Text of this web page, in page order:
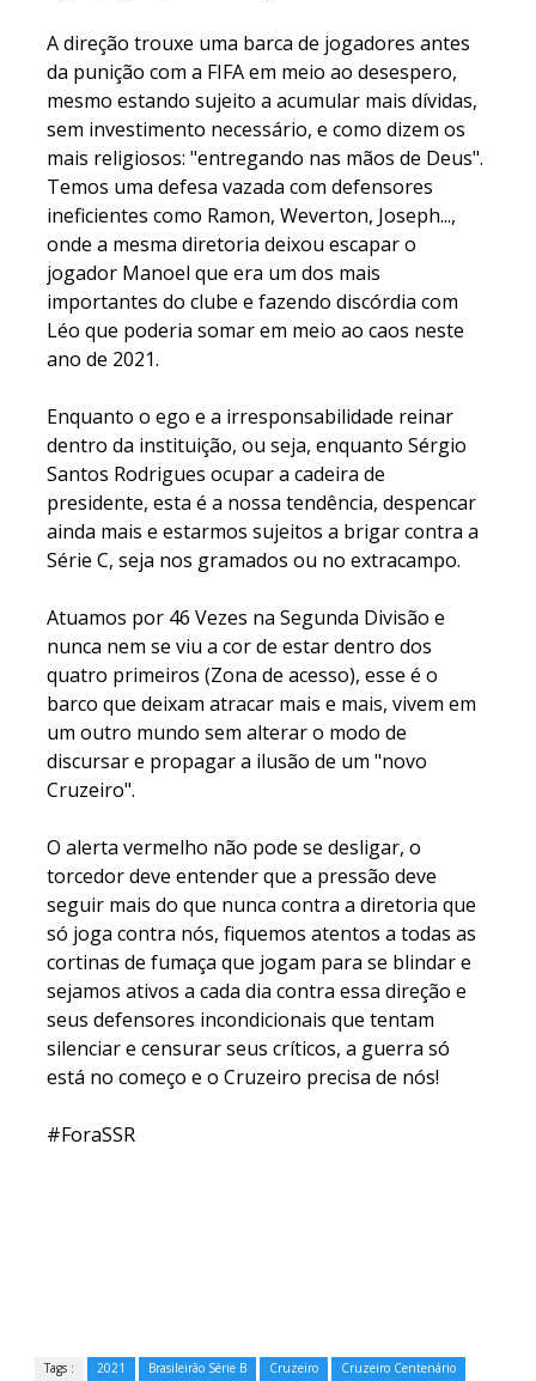
A direção trouxe uma barca de jogadores antes
da punição com a FIFA em meio ao desespero,
mesmo estando sujeito a acumular mais dívidas,
sem investimento necessário, e como dizem os
mais religiosos: "entregando nas mãos de Deus".
Temos uma defesa vazada com defensores
ineficientes como Ramon, Weverton, Joseph...,
onde a mesma diretoria deixou escapar o
jogador Manoel que era um dos mais
importantes do clube e fazendo discórdia com
Léo que poderia somar em meio ao caos neste
ano de 2021.
Enquanto o ego e a irresponsabilidade reinar
dentro da instituição, ou seja, enquanto Sérgio
Santos Rodrigues ocupar a cadeira de
presidente, esta é a nossa tendência, despencar
ainda mais e estarmos sujeitos a brigar contra a
Série C, seja nos gramados ou no extracampo.
Atuamos por 46 Vezes na Segunda Divisão e
nunca nem se viu a cor de estar dentro dos
quatro primeiros (Zona de acesso), esse é o
barco que deixam atracar mais e mais, vivem em
um outro mundo sem alterar o modo de
discursar e propagar a ilusão de um "novo
Cruzeiro".
O alerta vermelho não pode se desligar, o
torcedor deve entender que a pressão deve
seguir mais do que nunca contra a diretoria que
só joga contra nós, fiquemos atentos a todas as
cortinas de fumaça que jogam para se blindar e
sejamos ativos a cada dia contra essa direção e
seus defensores incondicionais que tentam
silenciar e censurar seus críticos, a guerra só
está no começo e o Cruzeiro precisa de nós!
#ForaSSR
Tags : 2021 Brasileirão Série B Cruzeiro
Cruzeiro Centenário